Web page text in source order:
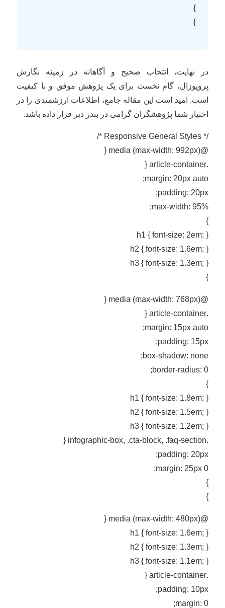
}
}
در نهایت، انتخاب صحیح و آگاهانه در زمینه نگارش
پروپوزال، گام نخست برای یک پژوهش موفق و با کیفیت
است. امید است این مقاله جامع، اطلاعات ارزشمندی را در
اختیار شما پژوهشگران گرامی در بندر دیر قرار داده باشد.
/* Responsive General Styles */
@media (max-width: 992px) {
.article-container {
margin: 20px auto;
padding: 20px;
max-width: 95%;
}
h1 { font-size: 2em; }
h2 { font-size: 1.6em; }
h3 { font-size: 1.3em; }
}
@media (max-width: 768px) {
.article-container {
margin: 15px auto;
padding: 15px;
box-shadow: none;
border-radius: 0;
}
h1 { font-size: 1.8em; }
h2 { font-size: 1.5em; }
h3 { font-size: 1.2em; }
.infographic-box, .cta-block, .faq-section {
padding: 20px;
margin: 25px 0;
}
}
@media (max-width: 480px) {
h1 { font-size: 1.6em; }
h2 { font-size: 1.3em; }
h3 { font-size: 1.1em; }
.article-container {
padding: 10px;
margin: 0;